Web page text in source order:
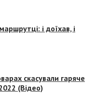
і доїхав, і
скасували гаряче
(Відео)